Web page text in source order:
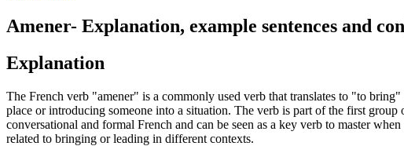
Amener- Explanation, example sentences and
Explanation
The French verb "amener" is a commonly used verb that translates to "to
place or introducing someone into a situation. The verb is part of the first
conversational and formal French and can be seen as a key verb to master
related to bringing or leading in different contexts.